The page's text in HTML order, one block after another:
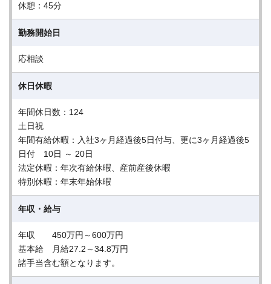
休憩：45分
勤務開始日
応相談
休日休暇
年間休日数：124
土日祝
年間有給休暇：入社3ヶ月経過後5日付与、更に3ヶ月経過後5
日付 10日 ～ 20日
法定休暇：年次有給休暇、産前産後休暇
特別休暇：年末年始休暇
年収・給与
年収 450万円～600万円
基本給 月給27.2～34.8万円
諸手当含む額となります。